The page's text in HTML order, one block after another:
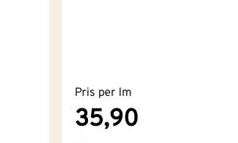
Pris per lm
35,90